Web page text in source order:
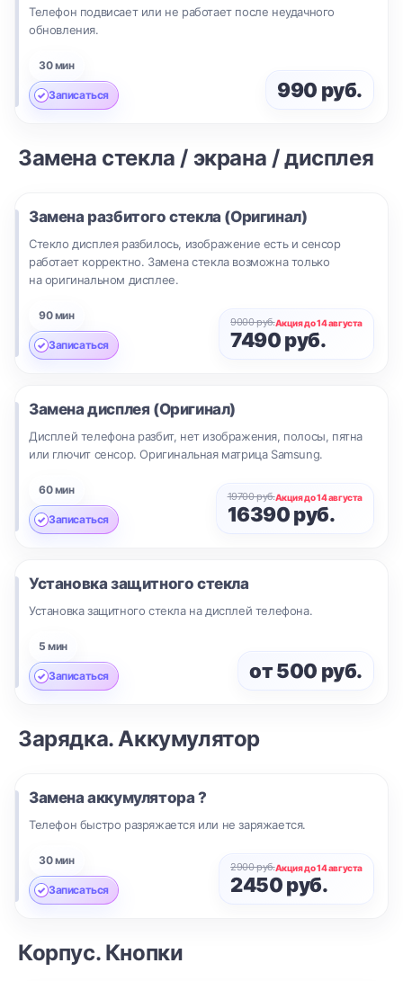
Телефон подвисает или не работает после неудачного
обновления.
30 мин
Записаться 990 руб.
Замена стекла / экрана / дисплея
Замена разбитого стекла (Оригинал)
Стекло дисплея разбилось, изображение есть и сенсор
работает корректно. Замена стекла возможна только
на оригинальном дисплее.
90 мин
Записаться
9000 руб.Акция до 14 августа
7490 руб.
Замена дисплея (Оригинал)
Дисплей телефона разбит, нет изображения, полосы, пятна
или глючит сенсор. Оригинальная матрица Samsung.
60 мин
Записаться
19700 руб.Акция до 14 августа
16390 руб.
Установка защитного стекла
Установка защитного стекла на дисплей телефона.
5 мин
Записаться от 500 руб.
Зарядка. Аккумулятор
Замена аккумулятора ?
Телефон быстро разряжается или не заряжается.
30 мин
Записаться
2900 руб.Акция до 14 августа
2450 руб.
Корпус. Кнопки